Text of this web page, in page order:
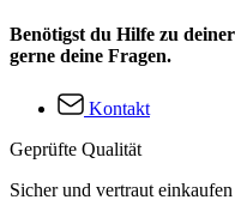
Benötigst du Hilfe zu
gerne deine Fragen.
Kontakt
Geprüfte Qualität
Sicher und vertraut einkaufen